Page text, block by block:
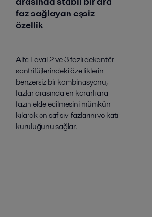
faz sağlayan eşsiz
özellik
Alfa Laval 2 ve 3 fazlı dekantör
santrifüjlerindeki özelliklerin
benzersiz bir kombinasyonu,
fazlar arasında en kararlı ara
fazın elde edilmesini mümkün
kılarak en saf sıvı fazlarını ve katı
kuruluğunu sağlar.